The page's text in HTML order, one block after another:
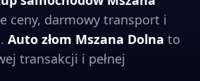
ceny, darmowy transport i
Auto złom Mszana Dolna to
transakcji i pełnej